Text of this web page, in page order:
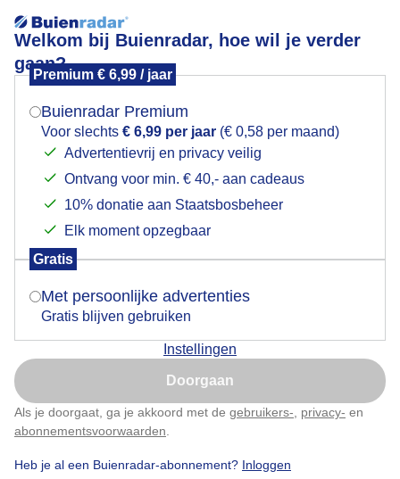
Welkom bij Buienradar, hoe wil je verder
gaan?
Premium € 6,99 / jaar
Buienradar Premium
Voor slechts € 6,99 per jaar (€ 0,58 per maand)
Advertentievrij en privacy veilig
Ontvang voor min. € 40,- aan cadeaus
10% donatie aan Staatsbosbeheer
Elk moment opzegbaar
Gratis
Met persoonlijke advertenties
Gratis blijven gebruiken
Instellingen
Doorgaan
Als je doorgaat, ga je akkoord met de gebruikers- privacy- en
abonnementsvoorwaarden
Heb je al een Buienradar-abonnement? Inloggen
autoraam
Een moment geduld aub...
Populaire categorieën
Lente
Zomer
Over Buienradar
Mogen we je locatie gebruiken voor het
Indien je hier nog geen akkoord op hebt gegeven,
verschijnt er zo een pop-up uit je browser waarin
Is goed, toon de popup
Nu niet, misschien later
Klik hierom dit aan te passen